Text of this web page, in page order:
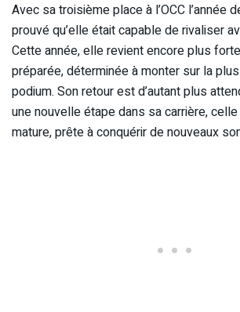
Avec sa troisième place à l’OCC l’année
prouvé qu’elle était capable de rivaliser
Cette année, elle revient encore plus
préparée, déterminée à monter sur la
podium. Son retour est d’autant plus
une nouvelle étape dans sa carrière, celle
mature, prête à conquérir de nouveaux